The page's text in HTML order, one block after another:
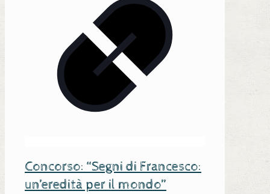
Concorso: “Segni di Francesco:
un’eredità per il mondo”